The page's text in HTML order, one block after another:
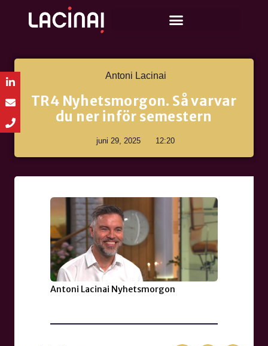
Antoni Lacinai
TR4 Nyhetsmorgon. Så varvar
du ner inför semestern
juni 29, 2025 12:20
Antoni Lacinai Nyhetsmorgon